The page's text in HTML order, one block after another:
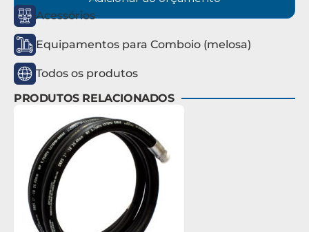
Acessórios
Equipamentos para Comboio (melosa)
Todos os produtos
PRODUTOS RELACIONADOS